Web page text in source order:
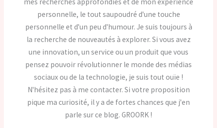
personnelle, le tout saupoudré d'une touche
personnelle et d'un peu d'humour. Je suis toujours à
la recherche de nouveautés à explorer. Si vous avez
une innovation, un service ou un produit que vous
pensez pouvoir révolutionner le monde des médias
sociaux ou de la technologie, je suis tout ouïe !
N'hésitez pas à me contacter. Si votre proposition
pique ma curiosité, il y a de fortes chances que j'en
parle sur ce blog. GROORK !